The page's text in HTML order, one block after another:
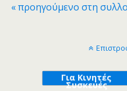
« προηγούμενο στη
Για Κινητές
Συσκευές